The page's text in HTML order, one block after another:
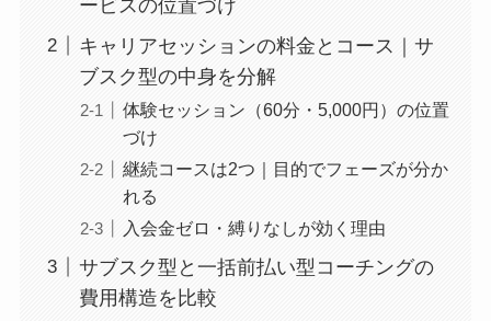
ービスの位置づけ
キャリアセッションの料金とコース｜サ
ブスク型の中身を分解
体験セッション（60分・5,000円）の位置
づけ
継続コースは2つ｜目的でフェーズが分か
れる
入会金ゼロ・縛りなしが効く理由
サブスク型と一括前払い型コーチングの
費用構造を比較